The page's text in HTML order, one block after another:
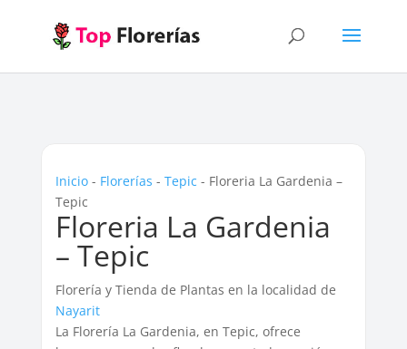
Inicio- Florerías - Tepic - Floreria La Gardenia –
Tepic
Floreria La Gardenia
– Tepic
Florería y Tienda de Plantas en la localidad de
Nayarit
La Florería La Gardenia, en Tepic, ofrece